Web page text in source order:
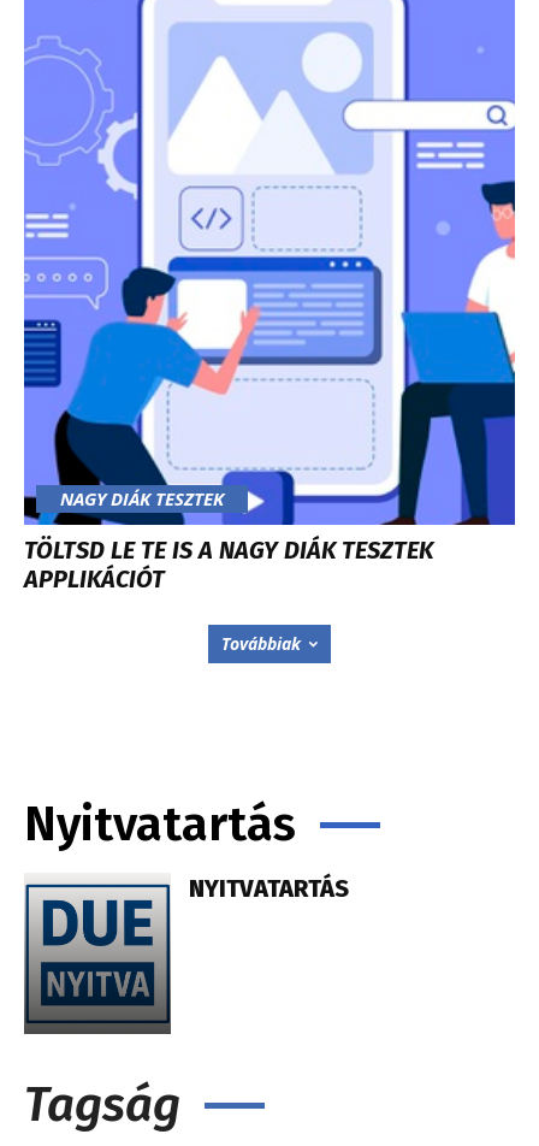
NAGY DIÁK TESZTEK
TÖLTSD LE TE IS A NAGY DIÁK TESZTEK
APPLIKÁCIÓT
Továbbiak
Nyitvatartás
NYITVATARTÁS
Tagság